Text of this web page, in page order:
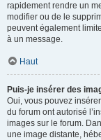
rapidement rendre un
modifier ou de le
peuvent également
à un message.
Haut
Puis-je insérer des
Oui, vous pouvez
du forum ont autorisé
images sur le forum.
une image distante,